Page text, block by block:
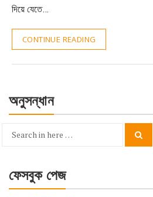
দিয়ে যেতে…
CONTINUE READING
অনুসন্ধান
Search
ফেসবুক পেজ